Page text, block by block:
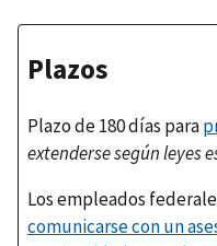
Plazos
Plazo de 180 días para
extenderse según leyes
Los empleados
comunicarse con un